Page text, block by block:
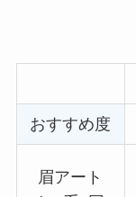
おすすめ度
眉アート